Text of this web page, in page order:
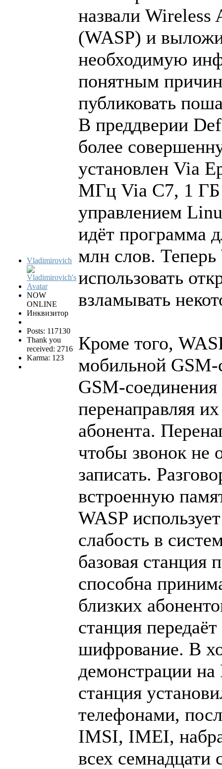
Vladimirovich
NOW
ONLINE
Инквизитор
Posts: 117130
Thank you
received: 2716
Karma: 123
назвали
(WASP) и
необходимую
понятным
публиковать
В преддверии
более
установлен Via
МГц Via C7, 1
управлением
идёт программа
млн слов. Теперь
использовать
взламывать
Кроме того,
мобильной GSM-
GSM-
перенаправляя
абонента.
чтобы звонок не
записать.
встроенную
WASP
слабость в
базовая станция
способна
близких
станция
шифрование. В
демонстрации на
станция
телефонами,
IMSI, IMEI,
всех семнадцати